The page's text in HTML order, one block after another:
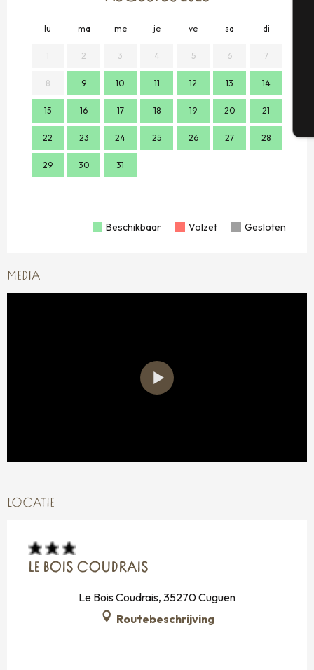
lu ma me je ve sa di
1 2 3 4 5 6 7
8 9 10 11 12 13 14
15 16 17 18 19 20 21
22 23 24 25 26 27 28
29 30 31
16
Beschikbaar Volzet Gesloten
MEDIA
LOCATIE
LE BOIS COUDRAIS
Le Bois Coudrais, 35270 Cuguen
Routebeschrijving